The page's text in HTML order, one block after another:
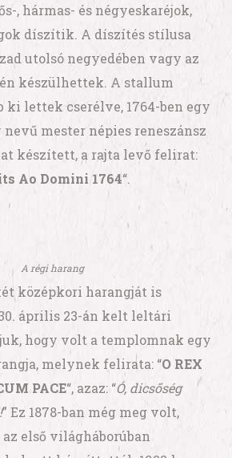
, hármas- és négyeskaréjok,
díszítik. A díszítés stílusa
utolsó negyedében vagy az
készülhettek. A stallum
ki lettek cserélve, 1764-ben egy
mester népies reneszánsz
készített, a rajta levő felirat:
Ao Domini 1764“.
A régi harang
középkori harangját is
április 23-án kelt leltári
hogy volt a templomnak egy
melynek felirata: “O REX
PACE“, azaz: “Ó, dicsőség
” Ez 1878-ban még meg volt,
első világháborúban